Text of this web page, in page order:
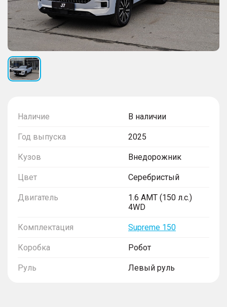
Наличие В наличии
Год выпуска 2025
Кузов Внедорожник
Цвет Серебристый
Двигатель
1.6 AMT (150 л.с.)
4WD
Комплектация Supreme 150
Коробка Робот
Руль Левый руль